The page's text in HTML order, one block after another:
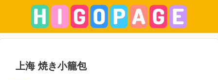
上海 焼き小籠包